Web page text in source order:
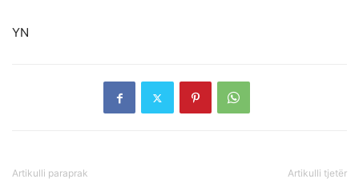
YN
Artikulli paraprak Artikulli tjetër